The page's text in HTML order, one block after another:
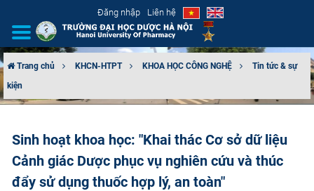
Đăng nhập Liên hệ
GIỚI THIỆU
TUYỂN SINH
Trang chủ KHCN-HTPT KHOA HỌC CÔNG NGHỆ
Tin tức & sự
kiện
Sinh hoạt khoa học: "Khai thác Cơ sở dữ liệu
Cảnh giác Dược phục vụ nghiên cứu và thúc
đẩy sử dụng thuốc hợp lý, an toàn"